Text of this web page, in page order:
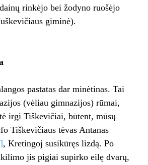
rinkėjo bei žodyno ruošėjo
gi­minė).
pastatas dar minėti­nas. Tai
(vėliau gimna­zijos) rūmai,
irgi Tiškevičiai, būtent, mūsų
Tiškevičiaus tėvas Antanas
, Kretingoj susikū­ręs lizdą. Po
jis pigiai su­pirko eilę dvarų,